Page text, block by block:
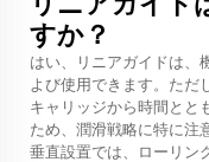
すか？
はい、リニアガイドは、
よび使用できます。ただ
キャリッジから時間とと
ため、潤滑戦略に特に注
垂直設置では、ローリン